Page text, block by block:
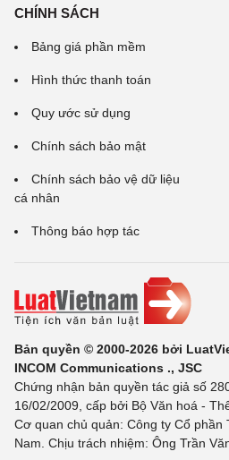
CHÍNH SÁCH
Bảng giá phần mềm
Hình thức thanh toán
Quy ước sử dụng
Chính sách bảo mật
Chính sách bảo vệ dữ liệu
cá nhân
Thông báo hợp tác
Bản quyền © 2000-2026 bởi
INCOM Communications ., JSC
Chứng nhận bản quyền tác giả số
16/02/2009, cấp bởi Bộ Văn hoá -
Cơ quan chủ quản: Công ty Cổ phần
Nam. Chịu trách nhiệm: Ông Trần